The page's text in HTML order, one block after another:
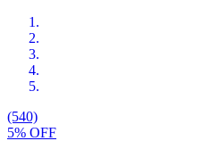
(540)
5% OFF